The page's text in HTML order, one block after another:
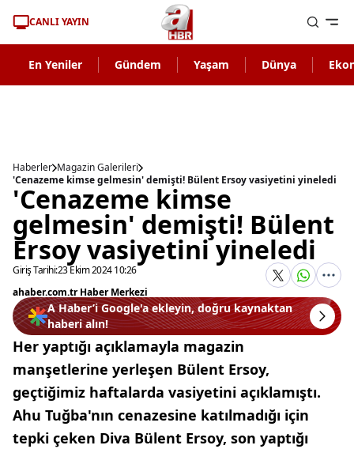
CANLI YAYIN
En Yeniler Gündem Yaşam Dünya
Haberler Magazin Galerileri
'Cenazeme kimse gelmesin' demişti! Bülent Ersoy vasiyetini yineledi
'Cenazeme kimse
gelmesin' demişti! Bülent
Ersoy vasiyetini yineledi
Giriş Tarihi:23 Ekim 2024 10:26
ahaber.com.tr Haber Merkezi
A Haber’i Google'a ekleyin, doğru kaynaktan
haberi alın!
Her yaptığı açıklamayla magazin
manşetlerine yerleşen Bülent Ersoy,
geçtiğimiz haftalarda vasiyetini açıklamıştı.
Ahu Tuğba'nın cenazesine katılmadığı için
tepki çeken Diva Bülent Ersoy, son yaptığı